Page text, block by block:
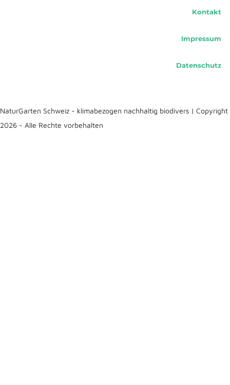
Kontakt
Impressum
Datenschutz
NaturGarten Schweiz - klimabezogen nachhaltig biodivers | Copyright
2026 - Alle Rechte vorbehalten